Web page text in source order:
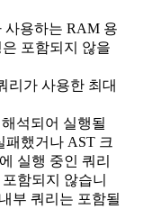
용하는 RAM 용
포함되지 않을
리가 사용한 최대
석되어 실행될
패했거나 AST 크
실행 중인 쿼리
함되지 않습니
부 쿼리는 포함될